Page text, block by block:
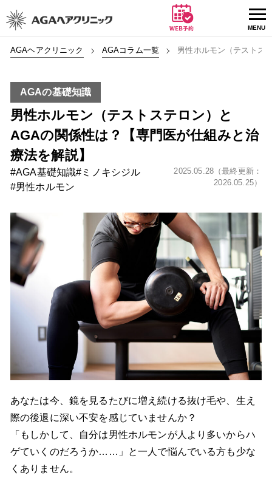
AGAヘアクリニック AGAコラム一覧 男性ホルモン（テストス
AGAの基礎知識
男性ホルモン（テストステロン）と
AGAの関係性は？【専門医が仕組みと治
療法を解説】
#AGA基礎知識#ミノキシジル
#男性ホルモン
2025.05.28（最終更新：
2026.05.25）
あなたは今、鏡を見るたびに増え続ける抜け毛や、生え
際の後退に深い不安を感じていませんか？
「もしかして、自分は男性ホルモンが人より多いからハ
ゲていくのだろうか……」と一人で悩んでいる方も少な
くありません。